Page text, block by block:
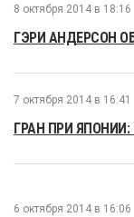
8 октября 2014 в 18:16
ГЭРИ АНДЕРСОН
7 октября 2014 в 16:41
ГРАН ПРИ
6 октября 2014 в 16:06